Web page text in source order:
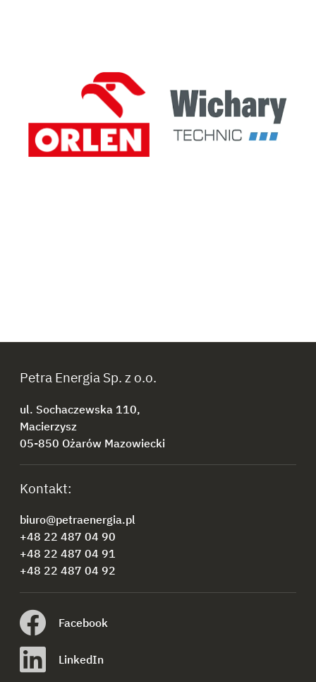
Petra Energia Sp. z o.o.
ul. Sochaczewska 110,
Macierzysz
05-850 Ożarów Mazowiecki
Kontakt:
biuro@petraenergia.pl
+48 22 487 04 90
+48 22 487 04 91
+48 22 487 04 92
Facebook
LinkedIn